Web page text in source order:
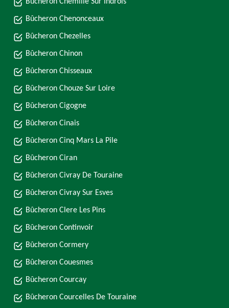
Bûcheron Chenonceaux
Bûcheron Chezelles
Bûcheron Chinon
Bûcheron Chisseaux
Bûcheron Chouze Sur Loire
Bûcheron Cigogne
Bûcheron Cinais
Bûcheron Cinq Mars La Pile
Bûcheron Ciran
Bûcheron Civray De Touraine
Bûcheron Civray Sur Esves
Bûcheron Clere Les Pins
Bûcheron Continvoir
Bûcheron Cormery
Bûcheron Couesmes
Bûcheron Courcay
Bûcheron Courcelles De Touraine